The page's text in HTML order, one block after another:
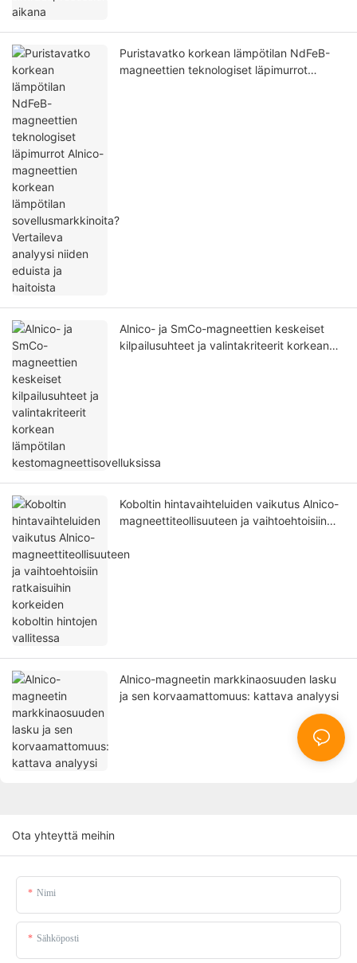
Puristavatko korkean lämpötilan NdFeB-
magneettien teknologiset läpimurrot
Alnico- ja SmCo-magneettien keskeiset
kilpailusuhteet ja valintakriteerit korkean
Koboltin hintavaihteluiden vaikutus Alnico-
magneettiteollisuuteen ja vaihtoehtoisiin
vallitessa
Alnico-magneetin markkinaosuuden lasku
ja sen korvaamattomuus: kattava analyysi
Ota yhteyttä meihin
Nimi
Sähköposti